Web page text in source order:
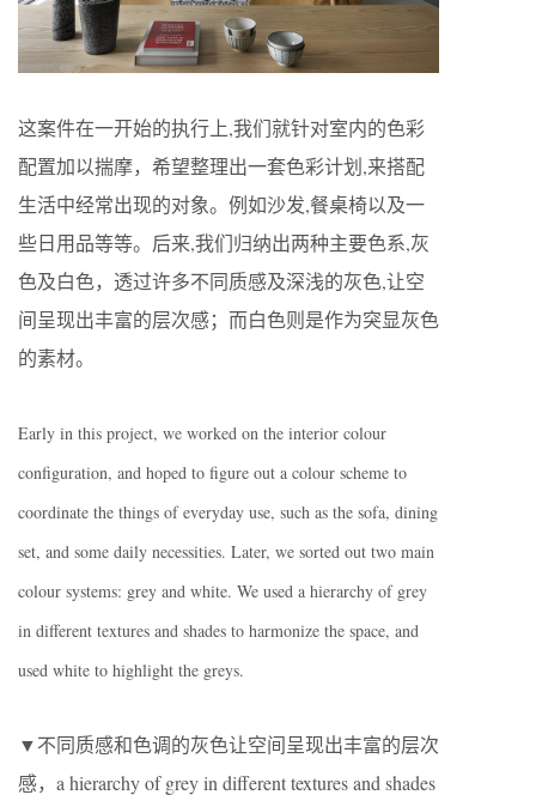
这案件在一开始的执行上,我们就针对室内的色彩
配置加以揣摩，希望整理出一套色彩计划,来搭配
生活中经常出现的对象。例如沙发,餐桌椅以及一
些日用品等等。后来,我们归纳出两种主要色系,灰
色及白色，透过许多不同质感及深浅的灰色,让空
间呈现出丰富的层次感；而白色则是作为突显灰色
的素材。
Early in this project, we worked on the interior colour
configuration, and hoped to figure out a colour scheme to
coordinate the things of everyday use, such as the sofa, dining
set, and some daily necessities. Later, we sorted out two main
colour systems: grey and white. We used a hierarchy of grey
in different textures and shades to harmonize the space, and
used white to highlight the greys.
▼不同质感和色调的灰色让空间呈现出丰富的层次
感，a hierarchy of grey in different textures and shades